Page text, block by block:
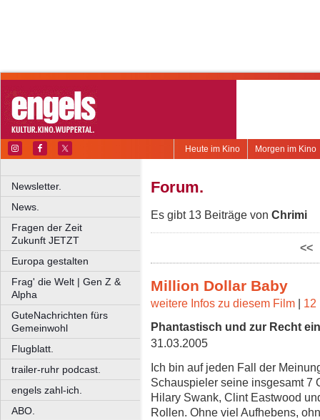
Morgen im Kino
Heute im Kino
Newsletter.
News.
Fragen der Zeit
Zukunft JETZT
Europa gestalten
Frag' die Welt | Gen Z &
Alpha
GuteNachrichten fürs
Gemeinwohl
Flugblatt.
trailer-ruhr podcast.
engels zahl-ich.
ABO.
Forum.
Es gibt 13 Beiträge von Chrimi
<<
Million Dollar Baby
weitere Infos zu diesem Film | 12
Phantastisch und zur Recht
31.03.2005
Ich bin auf jeden Fall der
Schauspieler seine insgesamt 7
Hilary Swank, Clint Eastwood
Rollen. Ohne viel Aufhebens,